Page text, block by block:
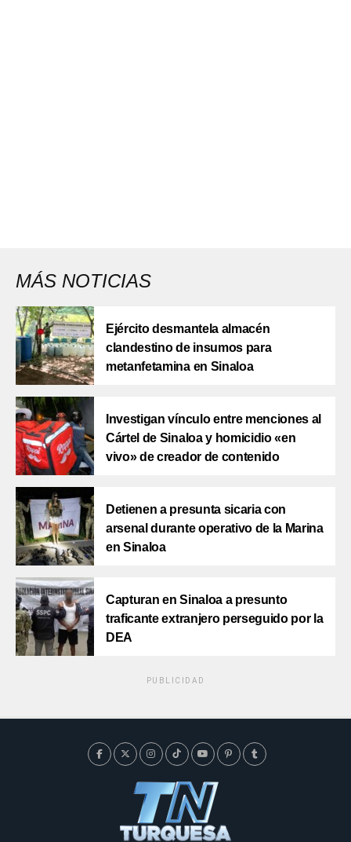
MÁS NOTICIAS
Ejército desmantela almacén
clandestino de insumos para
metanfetamina en Sinaloa
Investigan vínculo entre menciones al
Cártel de Sinaloa y homicidio «en
vivo» de creador de contenido
Detienen a presunta sicaria con
arsenal durante operativo de la Marina
en Sinaloa
Capturan en Sinaloa a presunto
traficante extranjero perseguido por la
DEA
PUBLICIDAD